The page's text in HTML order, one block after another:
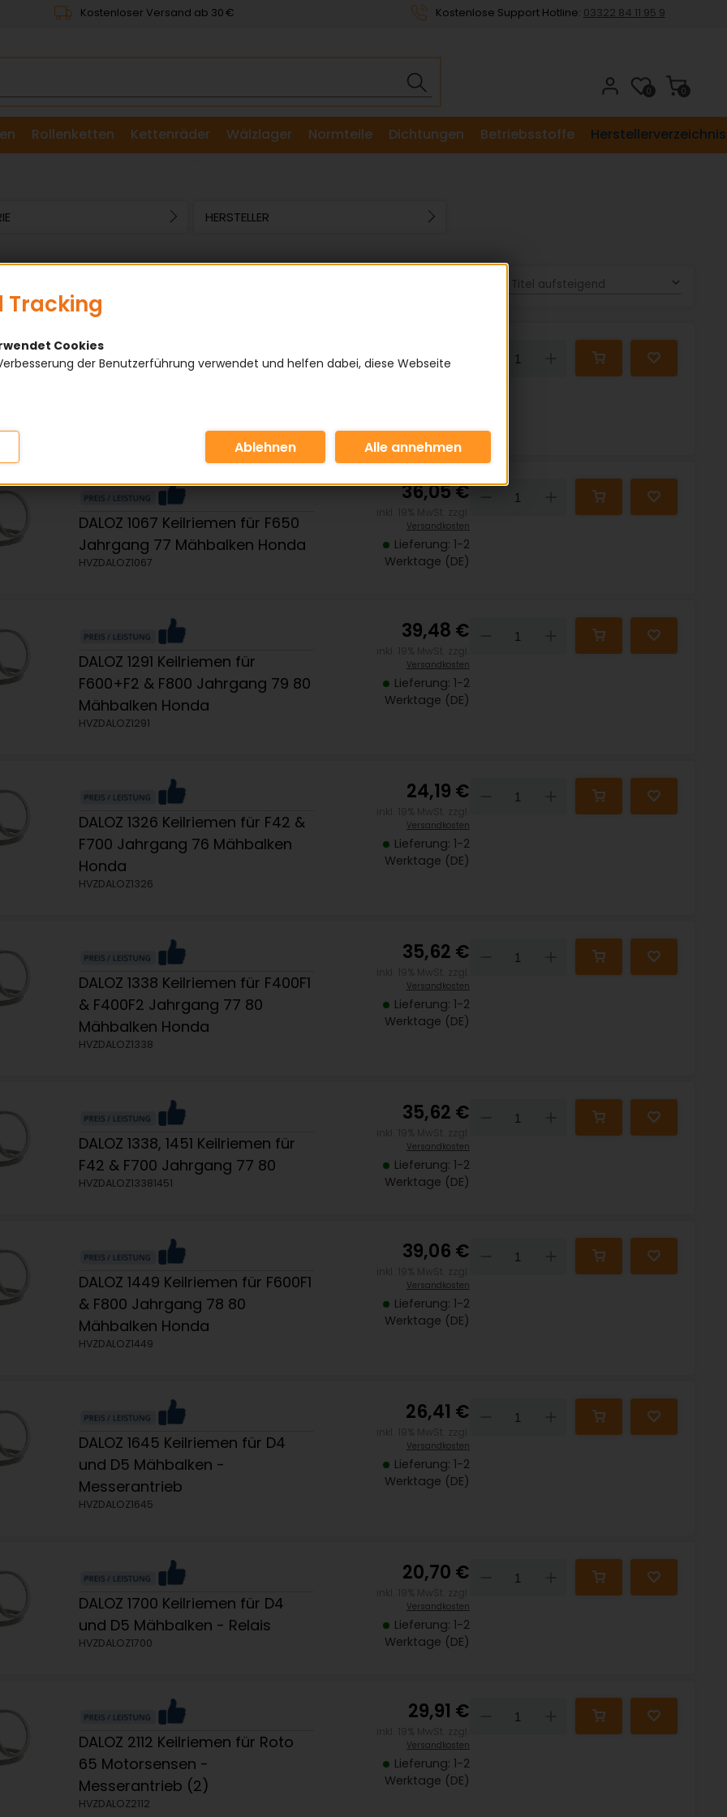
Kostenloser Versand ab 30 € Kostenlose Support Hotline: 03322 84 11 95 9
0
0
Rollenketten
Kettenräder
Wälzlager Normteile Dichtungen Betriebsstoffe Herstellerverzeichnis
HERSTELLER
43,39 € Down
DALOZ 1067 Keilriemen für F650
Jahrgang 77 Mähbalken Honda
HVZDALOZ1067
36,05 €
Versandkosten
Lieferung: 1-2
Werktage (DE)
Down
DALOZ 1291 Keilriemen für
F600+F2 & F800 Jahrgang 79 80
Mähbalken Honda
HVZDALOZ1291
39,48 €
Versandkosten
Lieferung: 1-2
Werktage (DE)
Down
DALOZ 1326 Keilriemen für F42 &
F700 Jahrgang 76 Mähbalken
Honda
HVZDALOZ1326
24,19 €
Versandkosten
Lieferung: 1-2
Werktage (DE)
Down
DALOZ 1338 Keilriemen für F400F1
& F400F2 Jahrgang 77 80
Mähbalken Honda
HVZDALOZ1338
35,62 €
Versandkosten
Lieferung: 1-2
Werktage (DE)
Down
DALOZ 1338, 1451 Keilriemen für
F42 & F700 Jahrgang 77 80
HVZDALOZ13381451
35,62 €
Versandkosten
Lieferung: 1-2
Werktage (DE)
Down
DALOZ 1449 Keilriemen für F600F1
& F800 Jahrgang 78 80
Mähbalken Honda
HVZDALOZ1449
39,06 €
Versandkosten
Lieferung: 1-2
Werktage (DE)
Down
DALOZ 1645 Keilriemen für D4
und D5 Mähbalken -
Messerantrieb
HVZDALOZ1645
26,41 €
Versandkosten
Lieferung: 1-2
Werktage (DE)
Down
DALOZ 1700 Keilriemen für D4
und D5 Mähbalken - Relais
HVZDALOZ1700
20,70 €
Versandkosten
Lieferung: 1-2
Werktage (DE)
Down
DALOZ 2112 Keilriemen für Roto
65 Motorsensen -
Messerantrieb (2)
HVZDALOZ2112
29,91 €
Versandkosten
Lieferung: 1-2
Werktage (DE)
Down
Tracking
Cookies
der Benutzerführung verwendet und helfen dabei, diese Webseite